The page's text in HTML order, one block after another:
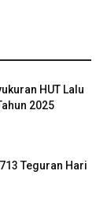
HUT Lalu
2025
Teguran Hari